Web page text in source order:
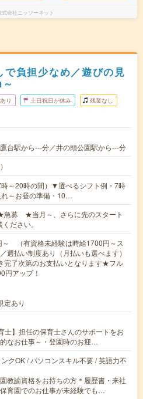
式会社ニッソーネット
で負担少なめ／遊びの見
り 土日祝日が休み 残業なし
台駅から---分／井の頭公園駅から---分
～20時の間）▼選べるシフト例・7時
～お昼の準備・10…
募 ★当月～、さらに先のスタート
ださい。
～ （有資格未経験は時給1700円～ス
週払い制度あり（月払いも選べます）
完了次第のお支払いとなります★フル
円アップ！
あり
士】担任の保育士さんのサポートをお
なお仕事～・登園時のお迎…
クOK / パソコンスキル不要 / 英語力不
教諭資格をお持ちの方＊履歴書・来社
育園でのお仕事が未経験でも…